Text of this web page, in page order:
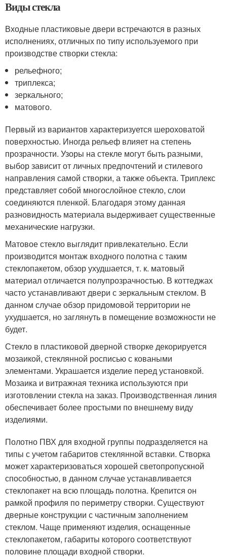
Виды стекла
Входные пластиковые двери встречаются в разных
исполнениях, отличных по типу используемого при
производстве створки стекла:
рельефного;
триплекса;
зеркального;
матового.
Первый из вариантов характеризуется шероховатой
поверхностью. Иногда рельеф влияет на степень
прозрачности. Узоры на стекле могут быть разными,
выбор зависит от личных предпочтений и стилевого
направления самой створки, а также объекта. Триплекс
представляет собой многослойное стекло, слои
соединяются пленкой. Благодаря этому данная
разновидность материала выдерживает существенные
механические нагрузки.
Матовое стекло выглядит привлекательно. Если
производится монтаж входного полотна с таким
стеклопакетом, обзор ухудшается, т. к. матовый
материал отличается полупрозрачностью. В коттеджах
часто устанавливают двери с зеркальным стеклом. В
данном случае обзор придомовой территории не
ухудшается, но заглянуть в помещение возможности не
будет.
Стекло в пластиковой дверной створке декорируется
мозаикой, стеклянной росписью с коваными
элементами. Украшается изделие перед установкой.
Мозаика и витражная техника используются при
изготовлении стекла на заказ. Производственная линия
обеспечивает более простыми по внешнему виду
изделиями.
Полотно ПВХ для входной группы подразделяется на
типы с учетом габаритов стеклянной вставки. Створка
может характеризоваться хорошей светопропускной
способностью, в данном случае устанавливается
стеклопакет на всю площадь полотна. Крепится он
рамкой профиля по периметру створки. Существуют
дверные конструкции с частичным заполнением
стеклом. Чаще применяют изделия, оснащенные
стеклопакетом, габариты которого соответствуют
половине площади входной створки.